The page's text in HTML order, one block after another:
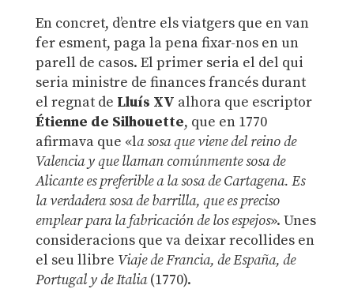
En concret, d’entre els viatgers que en van
fer esment, paga la pena fixar-nos en un
parell de casos. El primer seria el del qui
seria ministre de finances francés durant
el regnat de Lluís XV alhora que escriptor
Étienne de Silhouette, que en 1770
afirmava que «la sosa que viene del reino de
Valencia y que llaman comúnmente sosa de
Alicante es preferible a la sosa de Cartagena. Es
la verdadera sosa de barrilla, que es preciso
emplear para la fabricación de los espejos». Unes
consideracions que va deixar recollides en
el seu llibre Viaje de Francia, de España, de
Portugal y de Italia(1770).